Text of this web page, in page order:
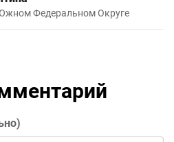
Федеральном Округе